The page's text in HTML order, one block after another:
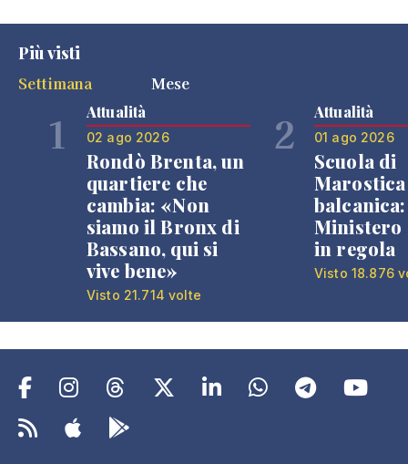
Più visti
Settimana
Mese
1 Attualità
02 ago 2026
Rondò Brenta, un
quartiere che
cambia: «Non
siamo il Bronx di
Bassano, qui si
vive bene»
Visto 21.714 volte
2 Attualità
01 ago 2026
Scuola di
Ministero
in regola
Visto 18.876